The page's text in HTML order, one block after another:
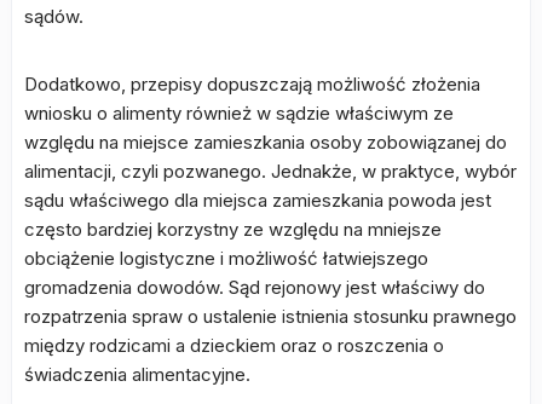
sądów.
Dodatkowo, przepisy dopuszczają możliwość złożenia
wniosku o alimenty również w sądzie właściwym ze
względu na miejsce zamieszkania osoby zobowiązanej do
alimentacji, czyli pozwanego. Jednakże, w praktyce, wybór
sądu właściwego dla miejsca zamieszkania powoda jest
często bardziej korzystny ze względu na mniejsze
obciążenie logistyczne i możliwość łatwiejszego
gromadzenia dowodów. Sąd rejonowy jest właściwy do
rozpatrzenia spraw o ustalenie istnienia stosunku prawnego
między rodzicami a dzieckiem oraz o roszczenia o
świadczenia alimentacyjne.